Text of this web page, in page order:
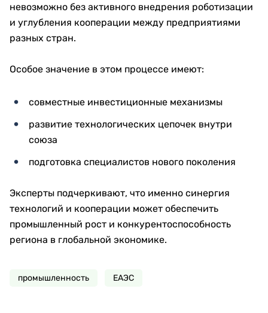
невозможно без активного внедрения роботизации
и углубления кооперации между предприятиями
разных стран.
Особое значение в этом процессе имеют:
совместные инвестиционные механизмы
развитие технологических цепочек внутри
союза
подготовка специалистов нового поколения
Эксперты подчеркивают, что именно синергия
технологий и кооперации может обеспечить
промышленный рост и конкурентоспособность
региона в глобальной экономике.
промышленность ЕАЭС